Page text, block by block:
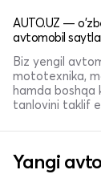
AUTO.UZ —
avtomobil
Biz yengil
mototexnika,
hamda boshqa
tanlovini taklif
Yangi